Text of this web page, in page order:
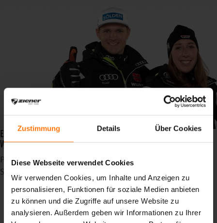
Zustimmung Details Über Cookies
Diese Webseite verwendet Cookies
Wir verwenden Cookies, um Inhalte und Anzeigen zu
personalisieren, Funktionen für soziale Medien anbieten
zu können und die Zugriffe auf unsere Website zu
analysieren. Außerdem geben wir Informationen zu Ihrer
EIN ABSOLUTES HIGHLIGHT DIESEN WINTER SIND DIE 46. SKI
WELTMEISTERSCHAFTEN IN CORTINA D`AMPEZZO
Publiziert inNews
Schlagwörter
Ziener
Erfolg
Profi
WM